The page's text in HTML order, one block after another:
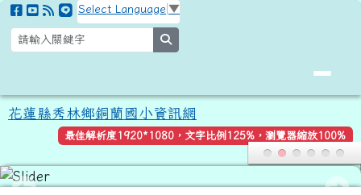
跳至主內容區
花蓮縣秀林鄉銅蘭國小資訊網
Select Language ▼
花蓮縣秀林鄉銅蘭國小資訊網
最佳解析度1920*1080，文字比例125%，瀏覽器縮放100%